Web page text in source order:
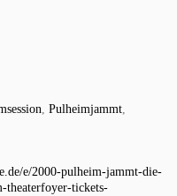
, Pulheimjammt,
e/2000-pulheim-jammt-die-
theaterfoyer-tickets-